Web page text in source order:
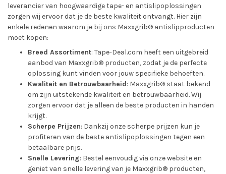
leverancier van hoogwaardige tape- en antislipoplossingen
zorgen wij ervoor dat je de beste kwaliteit ontvangt. Hier zijn
enkele redenen waarom je bij ons Maxxgrib® antislipproducten
moet kopen:
Breed Assortiment: Tape-Deal.com heeft een uitgebreid
aanbod van Maxxgrib® producten, zodat je de perfecte
oplossing kunt vinden voor jouw specifieke behoeften.
Kwaliteit en Betrouwbaarheid: Maxxgrib® staat bekend
om zijn uitstekende kwaliteit en betrouwbaarheid. Wij
zorgen ervoor dat je alleen de beste producten in handen
krijgt.
Scherpe Prijzen: Dankzij onze scherpe prijzen kun je
profiteren van de beste antislipoplossingen tegen een
betaalbare prijs.
Snelle Levering: Bestel eenvoudig via onze website en
geniet van snelle levering van je Maxxgrib® producten,